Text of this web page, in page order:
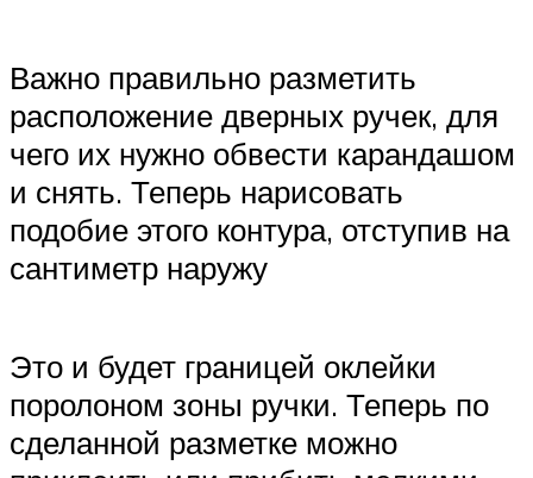
Важно правильно разметить
расположение дверных ручек, для
чего их нужно обвести карандашом
и снять. Теперь нарисовать
подобие этого контура, отступив на
сантиметр наружу
Это и будет границей оклейки
поролоном зоны ручки. Теперь по
сделанной разметке можно